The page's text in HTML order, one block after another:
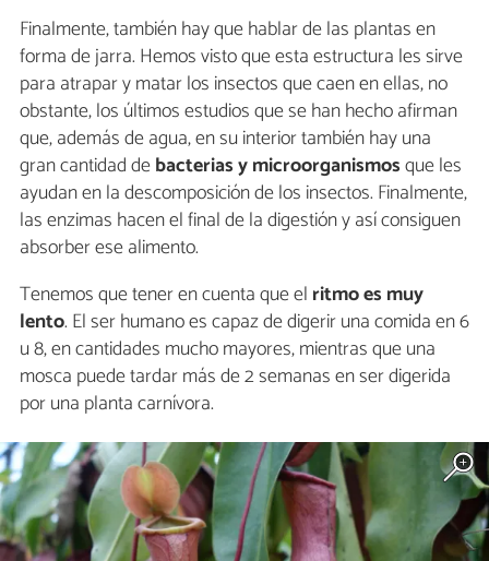
Finalmente, también hay que hablar de las plantas en
forma de jarra. Hemos visto que esta estructura les sirve
para atrapar y matar los insectos que caen en ellas, no
obstante, los últimos estudios que se han hecho afirman
que, además de agua, en su interior también hay una
gran cantidad debacterias y microorganismosque les
ayudan en la descomposición de los insectos. Finalmente,
las enzimas hacen el final de la digestión y así consiguen
absorber ese alimento.
Tenemos que tener en cuenta que el ritmo es muy
lento. El ser humano es capaz de digerir una comida en 6
u 8, en cantidades mucho mayores, mientras que una
mosca puede tardar más de 2 semanas en ser digerida
por una planta carnívora.